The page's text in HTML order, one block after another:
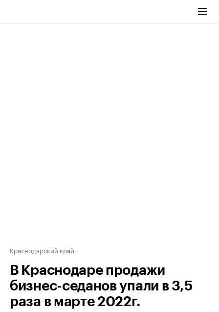
Краснодарский край
В Краснодаре продажи
бизнес-седанов упали в 3,5
раза в марте 2022г.